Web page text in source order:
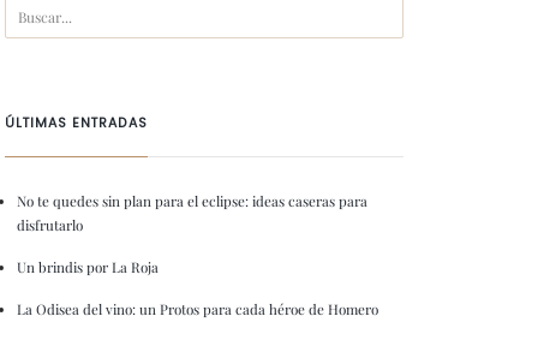
ÚLTIMAS ENTRADAS
No te quedes sin plan para el eclipse: ideas caseras para
disfrutarlo
Un brindis por La Roja
La Odisea del vino: un Protos para cada héroe de Homero